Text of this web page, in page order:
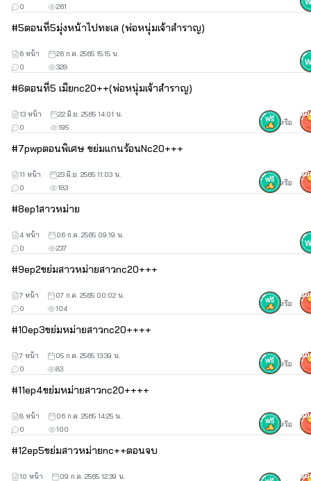
261
0
#5ตอนที่5มุ่งหน้าไปทะเล (พ่อหนุ่มเจ้าสำราญ)
328
0
6 หน้า 26 ก.ค. 2565 15:15 น.
#6ตอนที่5 เมียnc20++(พ่อหนุ่มเจ้าสำราญ)
195
0
13 หน้า
22 มิ.ย. 2565 14:01 น.
หรือ
#7pwpตอนพิเศษ ขย่มแกนร้อนNc20+++
183
0
11 หน้า
23 มิ.ย. 2565 11:03 น.
หรือ
#8ep1สาวหม่าย
237
0
4 หน้า 06 ก.ค. 2565 09:19 น.
#9ep2ขย่มสาวหม่ายสาวnc20+++
104
0
7 หน้า
07 ก.ค. 2565 00:02 น.
หรือ
#10ep3ขย่มหม่ายสาวnc20++++
83
0
7 หน้า
05 ก.ค. 2565 13:39 น.
หรือ
#11ep4ขย่มหม่ายสาวnc20++++
100
0
8 หน้า
06 ก.ค. 2565 14:25 น.
หรือ
#12ep5ขย่มสาวหม่ายnc++ตอนจบ
10 หน้า
09 ก.ค. 2565 12:39 น.